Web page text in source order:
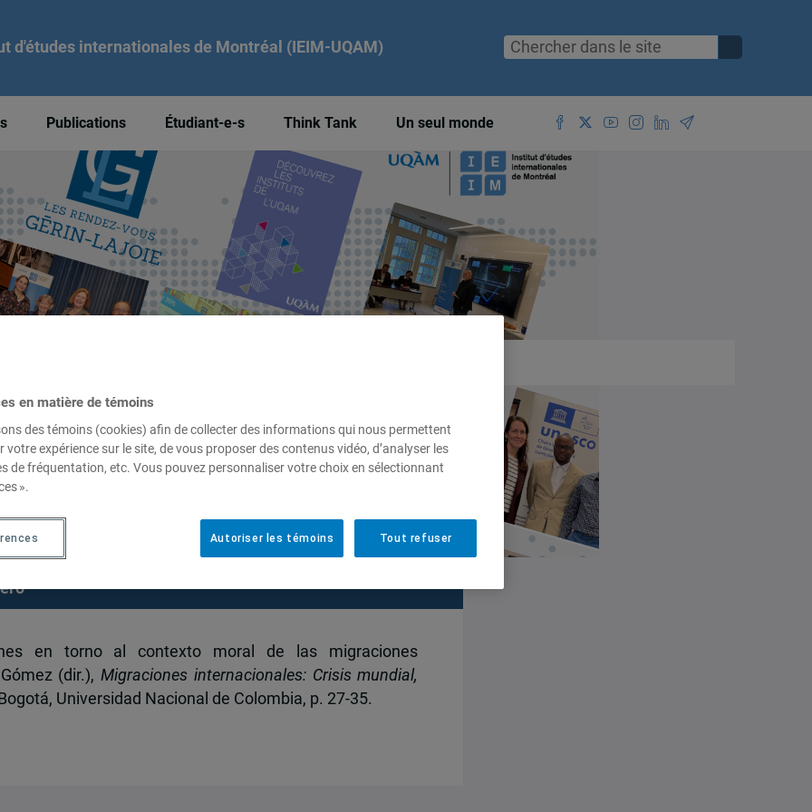
d'études internationales de Montréal (IEIM-UQAM)
Publications Étudiant-e-s Think Tank Un seul monde
al contexto moral de las
en torno al contexto moral de las migraciones
(dir.),Migraciones internacionales: Crisis mundial,
Universidad Nacional de Colombia, p. 27-35.
en matière de témoins
des témoins (cookies) afin de collecter des informations qui nous permettent
votre expérience sur le site, de vous proposer des contenus vidéo, d’analyser les
de fréquentation, etc. Vous pouvez personnaliser votre choix en sélectionnant
».
Tout refuser
Autoriser les témoins